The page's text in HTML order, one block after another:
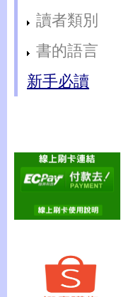
讀者類別
書的語言
新手必讀